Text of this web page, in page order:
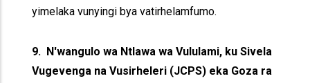
yimelaka vunyingi bya vatirhelamfumo.
9. N'wangulo wa Ntlawa wa Vululami, ku Sivela
Vugevenga na Vusirheleri (JCPS) eka Goza ra